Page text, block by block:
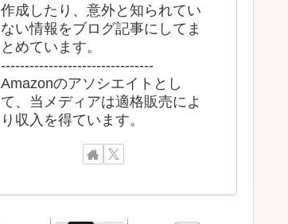
作成したり、意外と知られてい
ない情報をブログ記事にしてま
とめています。
--------------------------------
Amazonのアソシエイトとし
て、当メディアは適格販売によ
り収入を得ています。